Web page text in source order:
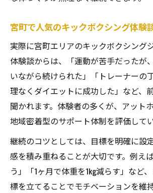
宮町で人気のキックボクシング体験
実際に宮町エリアのキックボクシング
体験談からは、「運動が苦手だったが
いながら続けられた」「トレーナーの
理なくダイエットに成功した」など、
聞かれます。体験者の多くが、アット
地域密着型のサポート体制を評価してい
継続のコツとしては、目標を明確に設
感を積み重ねることが大切です。例え
う」「1ヶ月で体重を1kg減らす」など
標を立てることでモチベーションを維